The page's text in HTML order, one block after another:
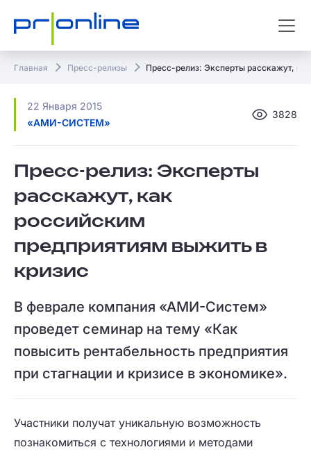
Главная Пресс-релизы Пресс-релиз: Эксперты расскажут,
22 Января 2015
«АМИ-СИСТЕМ»
3828
Пресс-релиз: Эксперты
расскажут, как
российским
предприятиям выжить в
кризис
В феврале компания «АМИ-Систем»
проведет семинар на тему «Как
повысить рентабельность предприятия
при стагнации и кризисе в экономике».
Участники получат уникальную возможность
познакомиться с технологиями и методами